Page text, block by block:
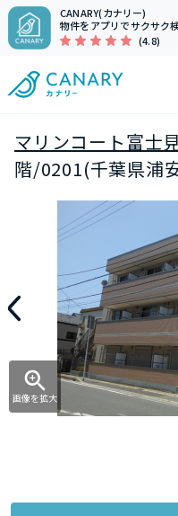
CANARY(カナリー)
物件をアプリでサクサク
(4.8)
マリンコート富士
階/0201(千葉県浦
画像を拡大